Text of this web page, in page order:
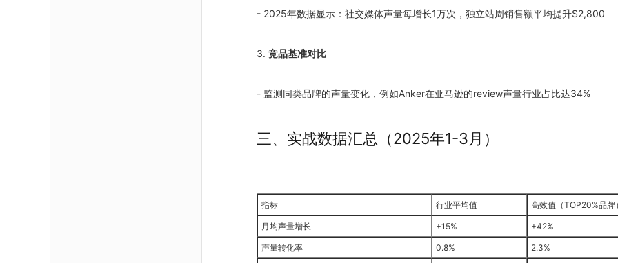
- 2025年数据显示：社交媒体声量每增长1万次，独立站周销售额平均提升$2,800
3. 竞品基准对比
- 监测同类品牌的声量变化，例如Anker在亚马逊的review声量行业占比达34%
三、实战数据汇总（2025年1-3月）
指标 行业平均值 高效值（TOP20%品牌
月均声量增长 +15% +42%
声量转化率 0.8% 2.3%